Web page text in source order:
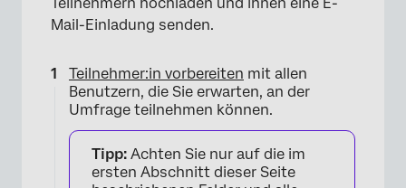
Mail-Einladung senden.
Teilnehmer:in vorbereiten mit allen
Benutzern, die Sie erwarten, an der
Umfrage teilnehmen können.
Tipp: Achten Sie nur auf die im
ersten Abschnitt dieser Seite